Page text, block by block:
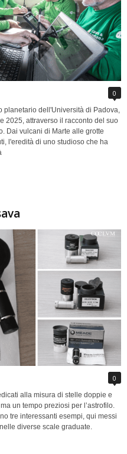
0
planetario dell'Università di Padova,
2025, attraverso il racconto del suo
Dai vulcani di Marte alle grotte
l'eredità di uno studioso che ha
0
alla misura di stelle doppie e
un tempo preziosi per l’astrofilo.
tre interessanti esempi, qui messi
diverse scale graduate.